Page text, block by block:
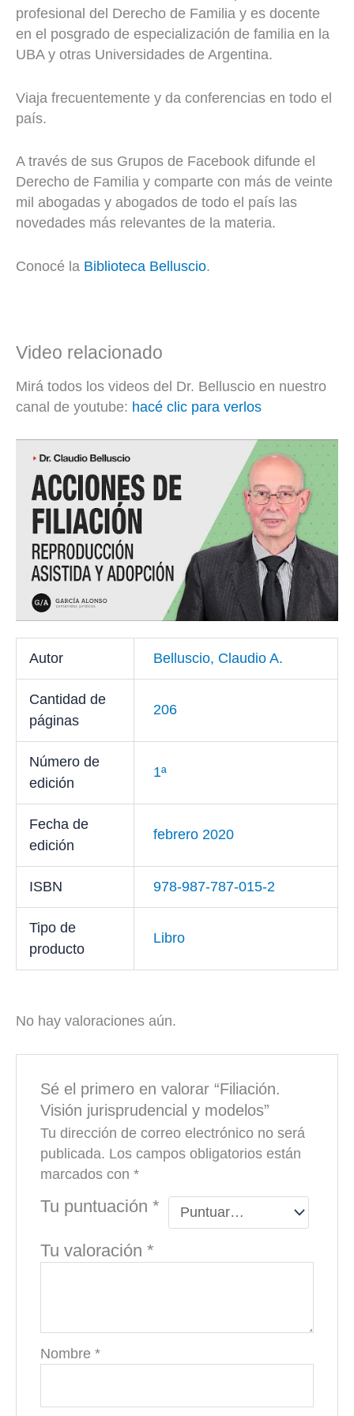
profesional del Derecho de Familia y es docente
en el posgrado de especialización de familia en la
UBA y otras Universidades de Argentina.
Viaja frecuentemente y da conferencias en todo el
país.
A través de sus Grupos de Facebook difunde el
Derecho de Familia y comparte con más de veinte
mil abogadas y abogados de todo el país las
novedades más relevantes de la materia.
Conocé la Biblioteca Belluscio.
Video relacionado
Mirá todos los videos del Dr. Belluscio en nuestro
canal de youtube: hacé clic para verlos
Autor Belluscio, Claudio A.
Cantidad de
páginas
206
Número de
edición
1ª
Fecha de
edición
febrero 2020
ISBN 978-987-787-015-2
Tipo de
producto
Libro
No hay valoraciones aún.
Sé el primero en valorar “Filiación.
Visión jurisprudencial y modelos”
Tu dirección de correo electrónico no será
publicada. Los campos obligatorios están
marcados con*
Tu puntuación*
Tu valoración*
Nombre*